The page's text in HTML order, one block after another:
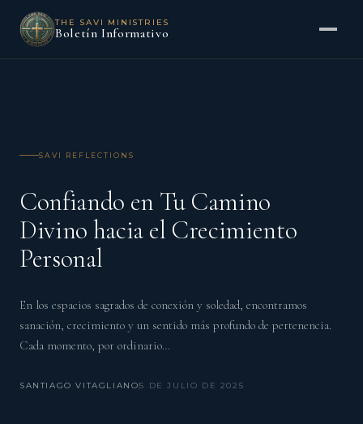
THE SAVI MINISTRIES
Boletín Informativo
SAVI REFLECTIONS
Confiando en Tu Camino
Divino hacia el Crecimiento
Personal
En los espacios sagrados de conexión y soledad, encontramos
sanación, crecimiento y un sentido más profundo de pertenencia.
Cada momento, por ordinario…
SANTIAGO VITAGLIANO5 DE JULIO DE 2025